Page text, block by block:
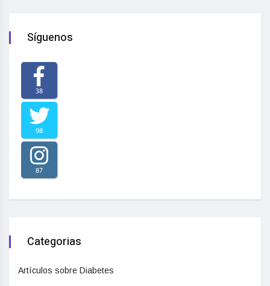
Síguenos
38
98
87
Categorias
Artículos sobre Diabetes